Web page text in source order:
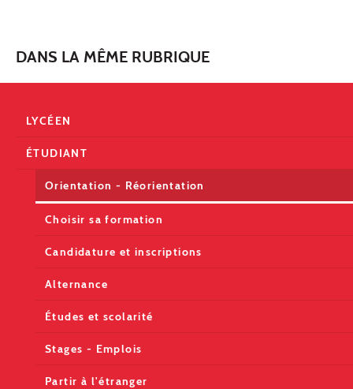
DANS LA MÊME RUBRIQUE
LYCÉEN
ÉTUDIANT
Orientation - Réorientation
Choisir sa formation
Candidature et inscriptions
Alternance
Études et scolarité
Stages - Emplois
Partir à l'étranger